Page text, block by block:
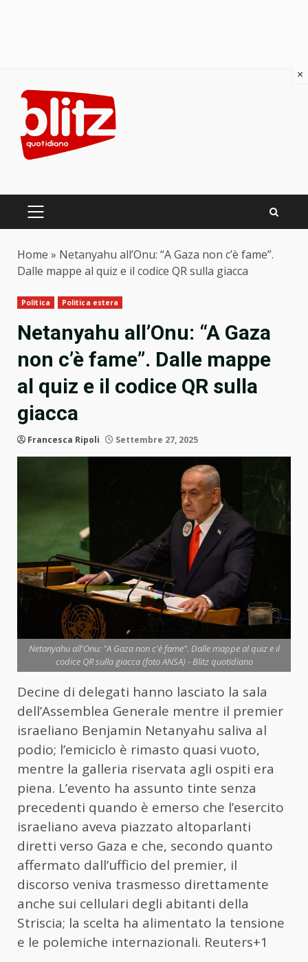
content
PRIMARY
Home » Netanyahu all’Onu: “A Gaza non c’è fame”.
Dalle mappe al quiz e il codice QR sulla giacca
Politica Politica estera
Netanyahu all’Onu: “A Gaza
non c’è fame”. Dalle mappe
al quiz e il codice QR sulla
giacca
Francesca Ripoli Settembre 27, 2025
Netanyahu all'Onu: "A Gaza non c'è fame". Dalle mappe al quiz e il
codice QR sulla giacca (foto ANSA) - Blitz quotidiano
Decine di delegati hanno lasciato la sala
dell’Assemblea Generale mentre il premier
israeliano Benjamin Netanyahu saliva al
podio; l’emiciclo è rimasto quasi vuoto,
mentre la galleria riservata agli ospiti era
piena. L’evento ha assunto tinte senza
precedenti quando è emerso che l’esercito
israeliano aveva piazzato altoparlanti
diretti verso Gaza e che, secondo quanto
affermato dall’ufficio del premier, il
discorso veniva trasmesso direttamente
anche sui cellulari degli abitanti della
Striscia; la scelta ha alimentato la tensione
e le polemiche internazionali. Reuters+1
×